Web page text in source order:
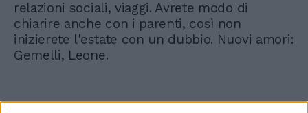
relazioni sociali, viaggi. Avrete modo di
chiarire anche con i parenti, così non
inizierete l'estate con un dubbio. Nuovi amori:
Gemelli, Leone.